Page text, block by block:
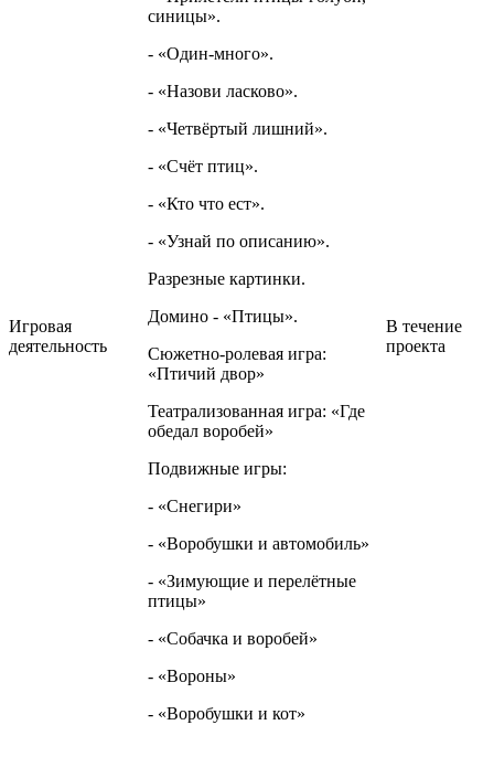
Игровая
деятельность
синицы».
- «Один-много».
- «Назови ласково».
- «Четвёртый лишний».
- «Счёт птиц».
- «Кто что ест».
- «Узнай по описанию».
Разрезные картинки.
Домино - «Птицы».
Сюжетно-ролевая игра:
«Птичий двор»
Театрализованная игра: «Где
обедал воробей»
Подвижные игры:
- «Снегири»
- «Воробушки и автомобиль»
- «Зимующие и перелётные
птицы»
- «Собачка и воробей»
- «Вороны»
- «Воробушки и кот»
В течение
проекта